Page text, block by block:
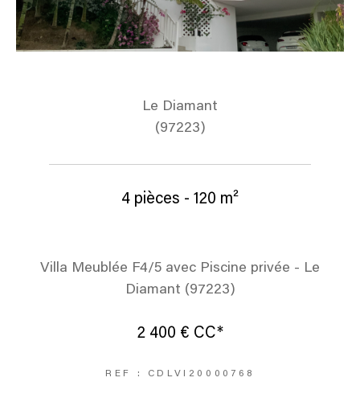
Le Diamant
(97223)
4 pièces - 120 m²
Villa Meublée F4/5 avec Piscine privée - Le
Diamant (97223)
2 400 € CC*
REF : CDLVI20000768